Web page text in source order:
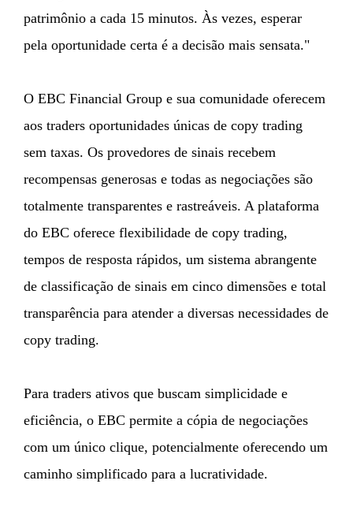
patrimônio a cada 15 minutos. Às vezes, esperar
pela oportunidade certa é a decisão mais sensata."
O EBC Financial Group e sua comunidade oferecem
aos traders oportunidades únicas de copy trading
sem taxas. Os provedores de sinais recebem
recompensas generosas e todas as negociações são
totalmente transparentes e rastreáveis. A plataforma
do EBC oferece flexibilidade de copy trading,
tempos de resposta rápidos, um sistema abrangente
de classificação de sinais em cinco dimensões e total
transparência para atender a diversas necessidades de
copy trading.
Para traders ativos que buscam simplicidade e
eficiência, o EBC permite a cópia de negociações
com um único clique, potencialmente oferecendo um
caminho simplificado para a lucratividade.